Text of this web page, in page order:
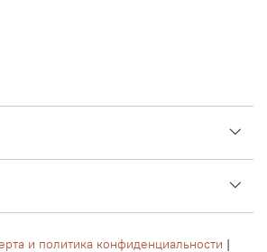
и политика конфиденциальности |